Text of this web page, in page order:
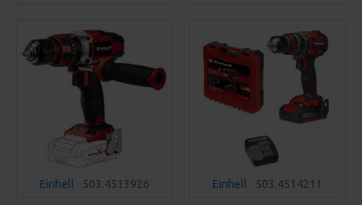
Einhell 503.4513926 Einhell 503.4514211